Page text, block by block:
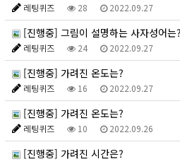
레팅퀴즈 28 2022.09.27
[진행중] 그림이 설명하는 사자성어는?
레팅퀴즈 24 2022.09.27
[진행중] 가려진 온도는?
레팅퀴즈 16 2022.09.27
[진행중] 가려진 온도는?
레팅퀴즈 10 2022.09.26
[진행중] 가려진 시간은?